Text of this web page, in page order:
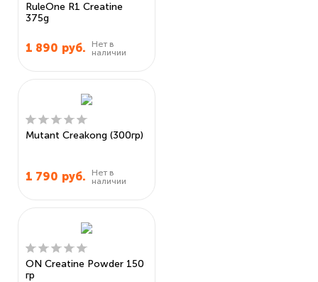
RuleOne R1 Creatine
375g
1 890 руб.
Нет в
наличии
Mutant Creakong (300гр)
1 790 руб.
Нет в
наличии
ON Creatine Powder 150
гр